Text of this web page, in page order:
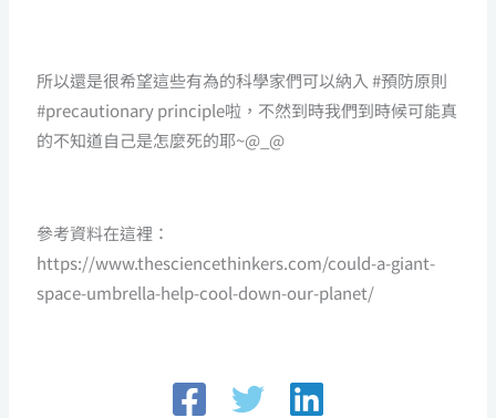
所以還是很希望這些有為的科學家們可以納入 #預防原則
#precautionary principle啦，不然到時我們到時候可能真
的不知道自己是怎麼死的耶~@_@
參考資料在這裡：
https://www.thesciencethinkers.com/could-a-giant-
space-umbrella-help-cool-down-our-planet/